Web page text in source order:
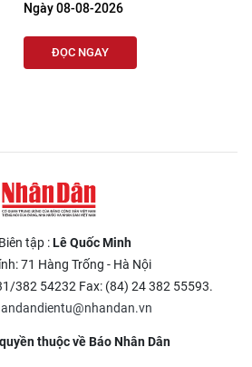
Ngày 08-08-2026
ĐỌC NGAY
tập :Lê Quốc Minh
71 Hàng Trống - Hà Nội
382 54232 Fax: (84) 24 382 55593.
thuộc về Báo Nhân Dân